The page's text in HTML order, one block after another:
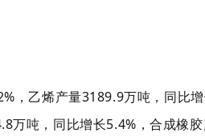
，乙烯产量3189.9万吨，同比
万吨，同比增长5.4%，合成橡